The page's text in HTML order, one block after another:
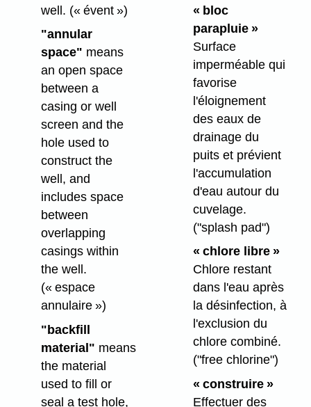
well. (« évent »)
"annular
space" means
an open space
between a
casing or well
screen and the
hole used to
construct the
well, and
includes space
between
overlapping
casings within
the well.
(« espace
annulaire »)
"backfill
material" means
the material
used to fill or
seal a test hole,
« bloc
parapluie »
Surface
imperméable qui
favorise
l'éloignement
des eaux de
drainage du
puits et prévient
l'accumulation
d'eau autour du
cuvelage.
("splash pad")
« chlore libre »
Chlore restant
dans l'eau après
la désinfection, à
l'exclusion du
chlore combiné.
("free chlorine")
« construire »
Effectuer des